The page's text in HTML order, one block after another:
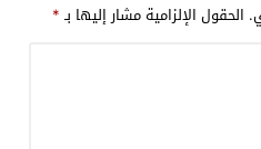
الحقول الإلزامية مشار إليها بـ*